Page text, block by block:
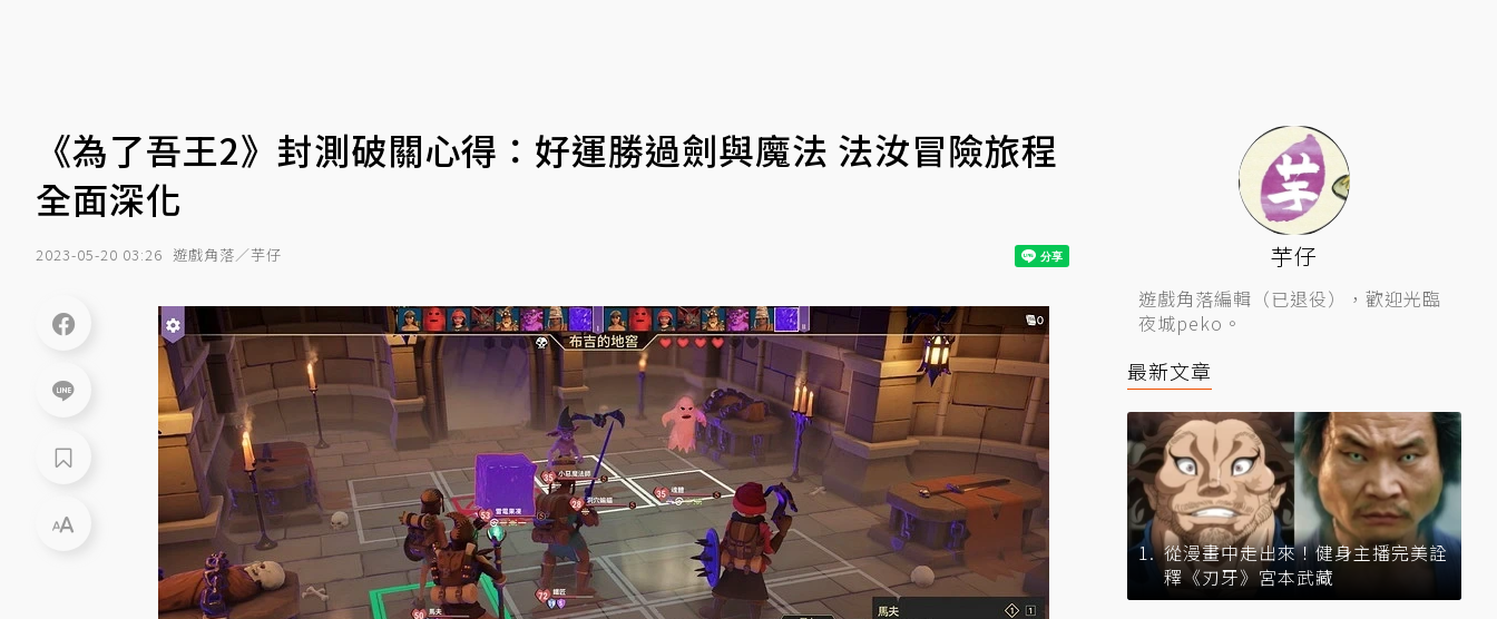
《為了吾王2》封測破關心得：好運勝過劍與魔法 法汝冒險旅程
全面深化
2023-05-20 03:26 遊戲角落／芋仔 芋仔
遊戲角落編輯（已退役），歡迎光臨
夜城peko。
最新文章
從漫畫中走出來！健身主播完美詮
釋《刃牙》宮本武藏